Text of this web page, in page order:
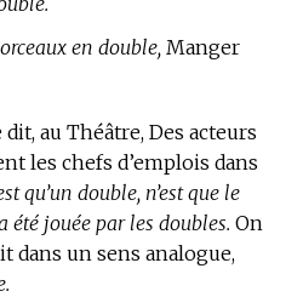
en double, Manger
dit, au Théâtre, Des acteurs
les chefs d’emplois dans
qu’un double, n’est que le
été jouée par les doubles. On
dans un sens analogue,